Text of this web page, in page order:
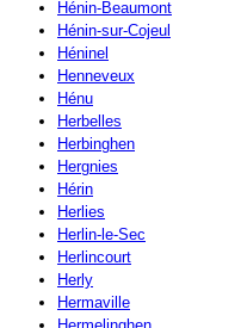
Hénin-Beaumont
Hénin-sur-Cojeul
Héninel
Henneveux
Hénu
Herbelles
Herbinghen
Hergnies
Hérin
Herlies
Herlin-le-Sec
Herlincourt
Herly
Hermaville